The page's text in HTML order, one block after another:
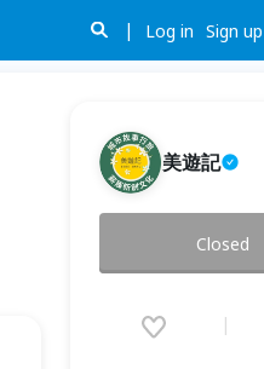
Log in Sign up
美遊記
堂 × 六位守護者 × 六
7月場
(Wed) 12:00 (GMT+8)
Closed